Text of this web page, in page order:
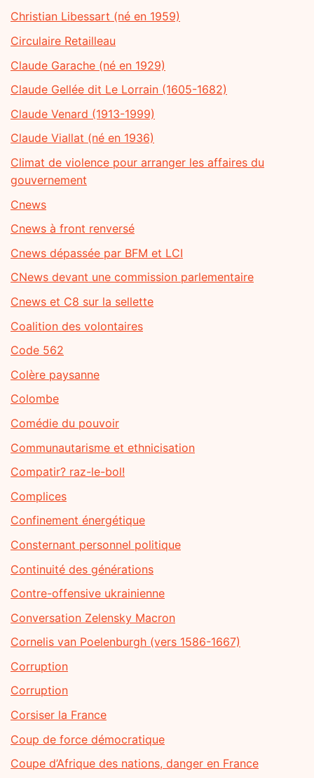
Christian Libessart (né en 1959)
Circulaire Retailleau
Claude Garache (né en 1929)
Claude Gellée dit Le Lorrain (1605-1682)
Claude Venard (1913-1999)
Claude Viallat (né en 1936)
Climat de violence pour arranger les affaires du
gouvernement
Cnews
Cnews à front renversé
Cnews dépassée par BFM et LCI
CNews devant une commission parlementaire
Cnews et C8 sur la sellette
Coalition des volontaires
Code 562
Colère paysanne
Colombe
Comédie du pouvoir
Communautarisme et ethnicisation
Compatir? raz-le-bol!
Complices
Confinement énergétique
Consternant personnel politique
Continuité des générations
Contre-offensive ukrainienne
Conversation Zelensky Macron
Cornelis van Poelenburgh (vers 1586-1667)
Corruption
Corruption
Corsiser la France
Coup de force démocratique
Coupe d’Afrique des nations, danger en France